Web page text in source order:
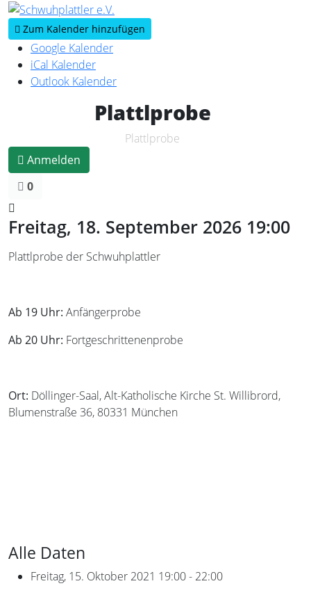
Zum Kalender hinzufügen
Google Kalender
iCal Kalender
Outlook Kalender
Plattlprobe
Plattlprobe
Anmelden
0
Freitag, 18. September 2026 19:00
Plattlprobe der Schwuhplattler
Ab 19 Uhr: Anfängerprobe
Ab 20 Uhr: Fortgeschrittenenprobe
Ort: Döllinger-Saal, Alt-Katholische Kirche St. Willibrord,
Blumenstraße 36, 80331 München
Alle Daten
Freitag, 15. Oktober 2021 19:00 - 22:00
Jahr
Monat
Jahr
Monat